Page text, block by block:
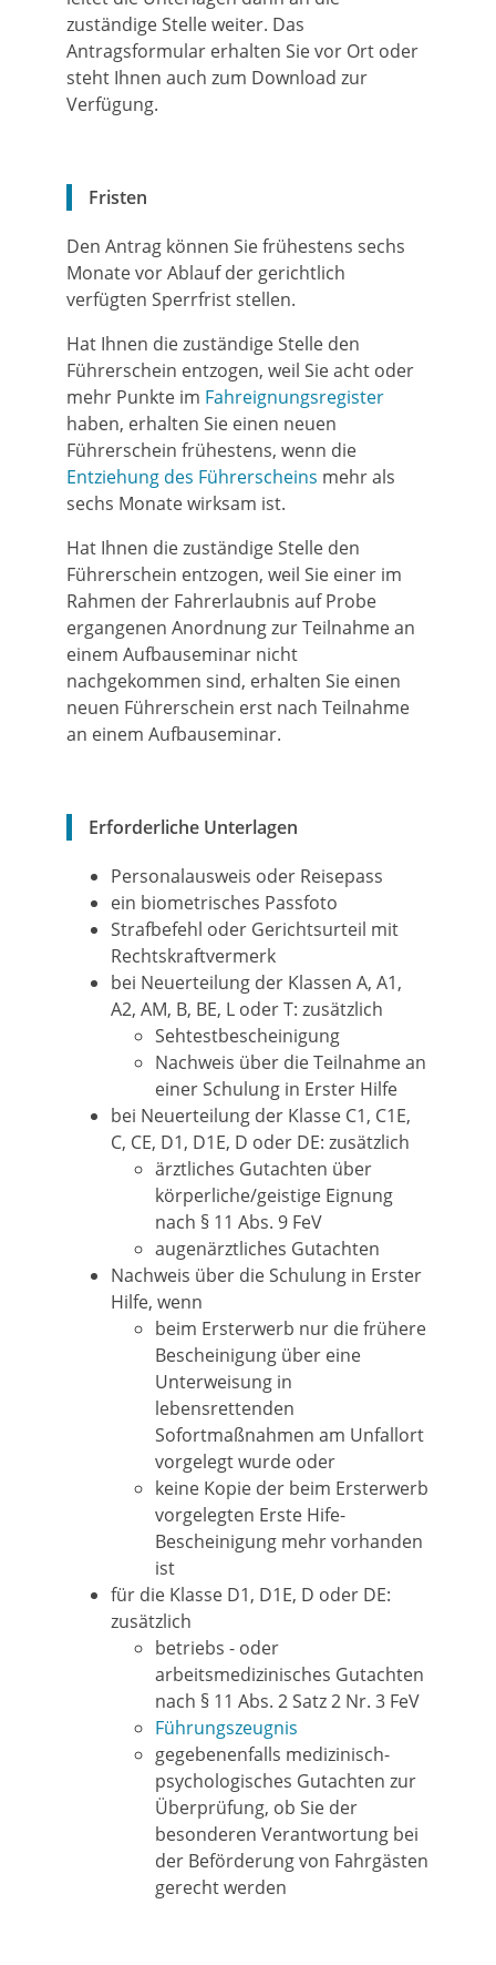
zuständige Stelle weiter. Das
Antragsformular erhalten Sie vor Ort oder
steht Ihnen auch zum Download zur
Verfügung.
Fristen
Den Antrag können Sie frühestens sechs
Monate vor Ablauf der gerichtlich
verfügten Sperrfrist stellen.
Hat Ihnen die zuständige Stelle den
Führerschein entzogen, weil Sie acht oder
mehr Punkte im Fahreignungsregister
haben, erhalten Sie einen neuen
Führerschein frühestens, wenn die
Entziehung des Führerscheins mehr als
sechs Monate wirksam ist.
Hat Ihnen die zuständige Stelle den
Führerschein entzogen, weil Sie einer im
Rahmen der Fahrerlaubnis auf Probe
ergangenen Anordnung zur Teilnahme an
einem Aufbauseminar nicht
nachgekommen sind, erhalten Sie einen
neuen Führerschein erst nach Teilnahme
an einem Aufbauseminar.
Erforderliche Unterlagen
Personalausweis oder Reisepass
ein biometrisches Passfoto
Strafbefehl oder Gerichtsurteil mit
Rechtskraftvermerk
bei Neuerteilung der Klassen A, A1,
A2, AM, B, BE, L oder T: zusätzlich
Sehtestbescheinigung
Nachweis über die Teilnahme an
einer Schulung in Erster Hilfe
bei Neuerteilung der Klasse C1, C1E,
C, CE, D1, D1E, D oder DE: zusätzlich
ärztliches Gutachten über
körperliche/geistige Eignung
nach § 11 Abs. 9 FeV
augenärztliches Gutachten
Nachweis über die Schulung in Erster
Hilfe, wenn
beim Ersterwerb nur die frühere
Bescheinigung über eine
Unterweisung in
lebensrettenden
Sofortmaßnahmen am Unfallort
vorgelegt wurde oder
keine Kopie der beim Ersterwerb
vorgelegten Erste Hife-
Bescheinigung mehr vorhanden
ist
für die Klasse D1, D1E, D oder DE:
zusätzlich
betriebs - oder
arbeitsmedizinisches Gutachten
nach § 11 Abs. 2 Satz 2 Nr. 3 FeV
Führungszeugnis
gegebenenfalls medizinisch-
psychologisches Gutachten zur
Überprüfung, ob Sie der
besonderen Verantwortung bei
der Beförderung von Fahrgästen
gerecht werden